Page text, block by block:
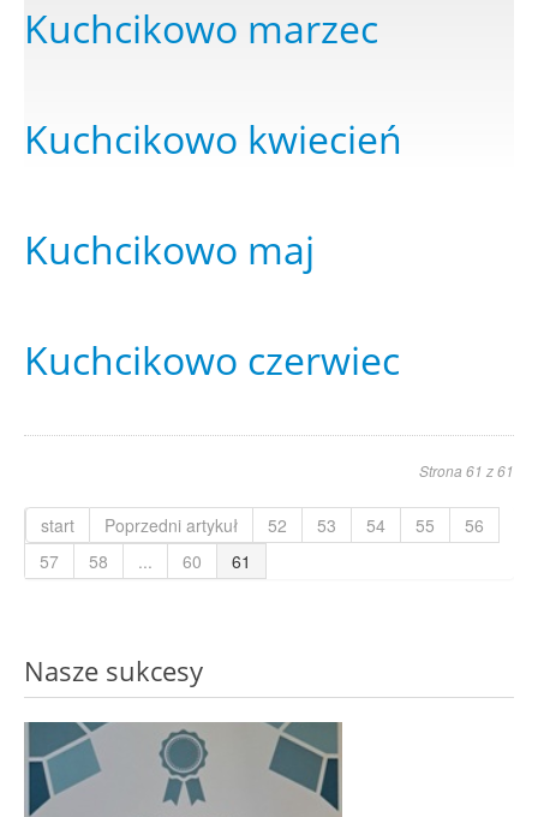
Kuchcikowo marzec
Kuchcikowo kwiecień
Kuchcikowo maj
Kuchcikowo czerwiec
Strona 61 z 61
start Poprzedni artykuł 52 53 54 55
56
57
58 ... 60 61
Nasze sukcesy